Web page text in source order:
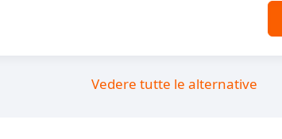
Vedere tutte le alternative